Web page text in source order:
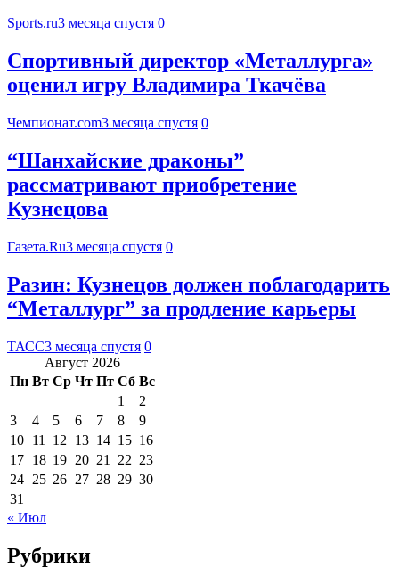
Sports.ru3 месяца спустя 0
Спортивный директор «Металлурга»
оценил игру Владимира Ткачёва
Чемпионат.com3 месяца спустя 0
“Шанхайские драконы”
рассматривают приобретение
Кузнецова
Газета.Ru3 месяца спустя 0
Разин: Кузнецов должен поблагодарить
“Металлург” за продление карьеры
ТАСС3 месяца спустя 0
Август 2026
Пн Вт Ср Чт Пт Сб Вс
1
2
3
4 5 6 7 8
9
10 11 12 13 14 15 16
17 18 19 20 21 22 23
24 25 26 27 28 29 30
31
« Июл
Рубрики